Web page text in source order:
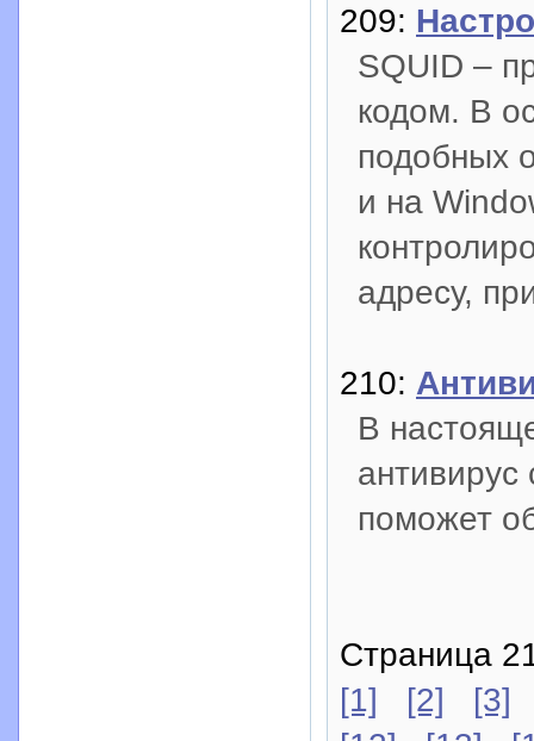
209:
SQUID –
кодом. В
подобных
и на
адресу,
210:
В
антивирус
поможет
Страница
[1]
[2]
[3]